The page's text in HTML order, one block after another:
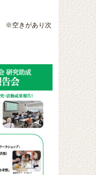
※空きがあり次